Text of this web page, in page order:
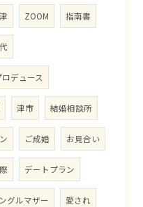
津 ZOOM 指南書
デュース
津市 結婚相談所
ご成婚 お見合い
デートプラン
グルマザー 愛され